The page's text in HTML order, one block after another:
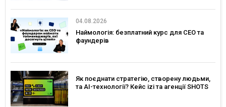
04.08.2026
Наймологія: безплатний курс для CEO та
фаундерів
Як поєднати стратегію, створену людьми,
та AI-технології? Кейс izi та агенції SHOTS